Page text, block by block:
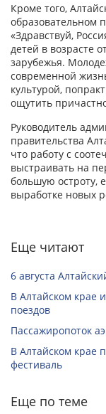
Кроме того,
образовательном
«Здравствуй,
детей в возрасте
зарубежья.
современной
культурой,
ощутить
Руководитель
правительства
что работу с
выстраивать на
большую остроту,
выработке новых
Еще читают
6 августа
В Алтайском крае
поездов
Пассажиропоток
В Алтайском крае
фестиваль
Еще по теме